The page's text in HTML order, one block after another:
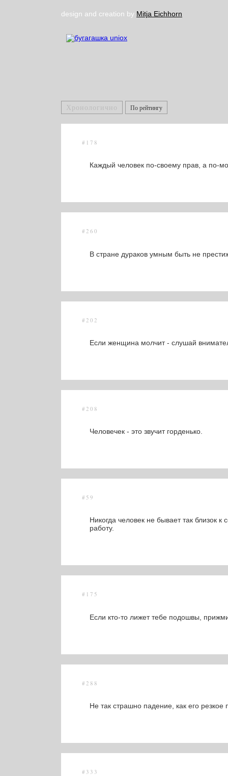
design and creation by Mitja Eichhorn
Хронологично По рейтингу
#178
Каждый человек по-своему прав, а по-
#260
В стране дураков умным быть не
#202
Если женщина молчит - слушай
#208
Человечек - это звучит горденько.
#59
Никогда человек не бывает так близок
работу.
#175
Если кто-то лижет тебе подошвы,
#288
Не так страшно падение, как его
#333